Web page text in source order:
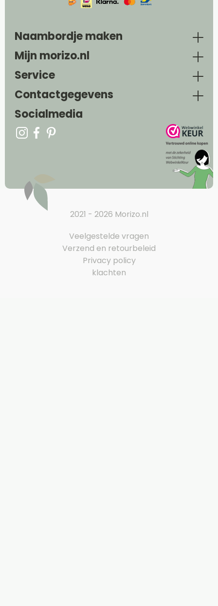
Naambordje maken
Mijn morizo.nl
Service
Contactgegevens
Socialmedia
2021 - 2026 Morizo.nl
Veelgestelde vragen
Verzend en retourbeleid
Privacy policy
klachten